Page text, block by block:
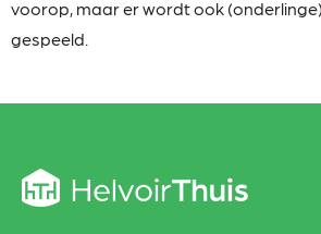
voorop, maar er wordt ook
gespeeld.